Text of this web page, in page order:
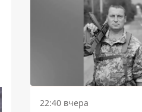
22:40 вчера